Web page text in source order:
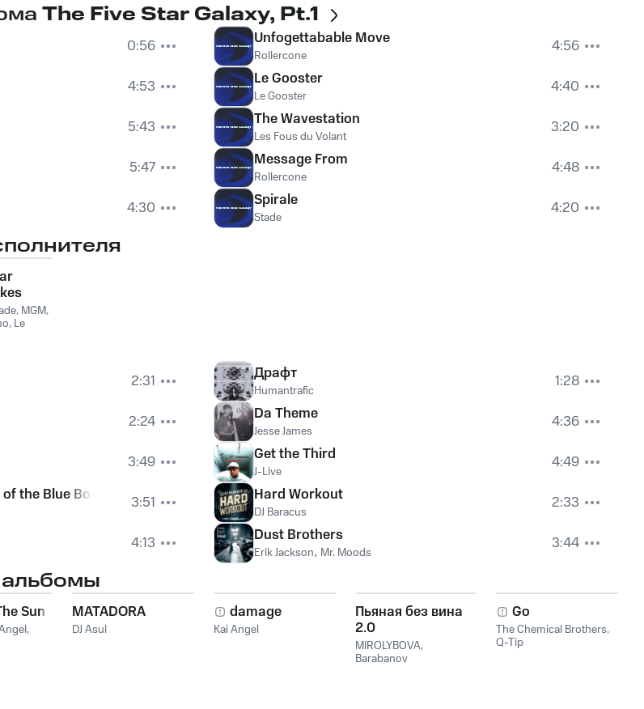
The Five Star Galaxy, Pt.1
0:56
4:53
5:43
5:47
4:30
Unfogettabable Move
Rollercone
4:56
Le Gooster
Le Gooster
4:40
The Wavestation
Les Fous du Volant
3:20
Message From
Rollercone
4:48
Spirale
Stade 4:20
, MGM,
, Le
2:31
2:24
3:49
the Blue Boy)
3:51
4:13
Драфт
Humantrafic
1:28
Da Theme
Jesse James
4:36
Get the Third
J-Live
4:49
Hard Workout
DJ Baracus
2:33
Dust Brothers
Erik Jackson, Mr. Moods 3:44
Sun
,
MATADORA
DJ Asul
damage
Kai Angel
Пьяная без вина
2.0
MIROLYBOVA,
Barabanov
Go
The Chemical Brothers,
Q-Tip